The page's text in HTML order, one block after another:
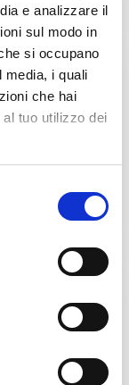
e analizzare il
sul modo in
si occupano
media, i quali
che hai
tuo utilizzo dei